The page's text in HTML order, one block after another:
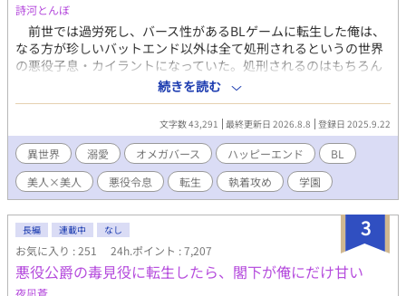
詩河とんぼ
前世では過労死し、バース性があるBLゲームに転生した俺は、
なる方が珍しいバットエンド以外は全て処刑されるというの世界
の悪役子息・カイラントになっていた。処刑されるのはもちろん
嫌だし、知識を付けてそれなりのところで働くか婿入りできたら
いいな……と思っていたのだが、攻略対象者で王太子のアルスタ
から猛アプローチを受ける。……どうしてこうなった？
続きを読む
文字数 43,291 最終更新日 2026.8.8 登録日 2025.9.22
異世界 溺愛 オメガバース ハッピーエンド
BL
美人×美人
悪役令息 転生 執着攻め 学園
3
長編 連載中 なし
お気に入り : 251 24h.ポイント : 7,207
悪役公爵の毒見役に転生したら、閣下が俺にだけ甘い
夜凪蒼